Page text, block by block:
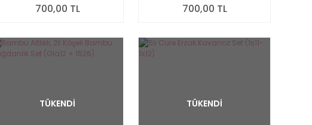
700,00 TL 700,00 TL
TÜKENDİ TÜKENDİ